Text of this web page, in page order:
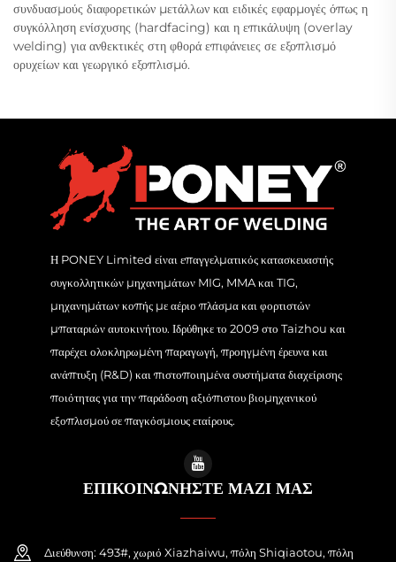
συνδυασμούς διαφορετικών μετάλλων και ειδικές εφαρμογές όπως η
συγκόλληση ενίσχυσης (hardfacing) και η επικάλυψη (overlay
welding) για ανθεκτικές στη φθορά επιφάνειες σε εξοπλισμό
ορυχείων και γεωργικό εξοπλισμό.
Η PONEY Limited είναι επαγγελματικός κατασκευαστής
συγκολλητικών μηχανημάτων MIG, MMA και TIG,
μηχανημάτων κοπής με αέριο πλάσμα και φορτιστών
μπαταριών αυτοκινήτου. Ιδρύθηκε το 2009 στο Taizhou και
παρέχει ολοκληρωμένη παραγωγή, προηγμένη έρευνα και
ανάπτυξη (R&D) και πιστοποιημένα συστήματα διαχείρισης
ποιότητας για την παράδοση αξιόπιστου βιομηχανικού
εξοπλισμού σε παγκόσμιους εταίρους.
ΕΠΙΚΟΙΝΩΝΗΣΤΕ ΜΑΖΙ ΜΑΣ
Διεύθυνση: 493#, χωριό Xiazhaiwu, πόλη Shiqiaotou, πόλη